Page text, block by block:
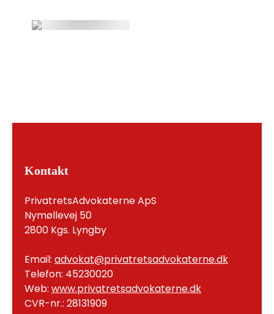
Kontakt
PrivatretsAdvokaterne ApS
Nymøllevej 50
2800 Kgs. Lyngby
Email: advokat@privatretsadvokaterne.dk
Telefon: 45230020
Web: www.privatretsadvokaterne.dk
CVR-nr.: 28131909